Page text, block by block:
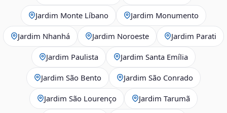
Jardim Monte Líbano Jardim Monumento
Jardim Nhanhá Jardim Noroeste Jardim Parati
Jardim Paulista Jardim Santa Emília
Jardim São Bento Jardim São Conrado
Jardim São Lourenço Jardim Tarumã